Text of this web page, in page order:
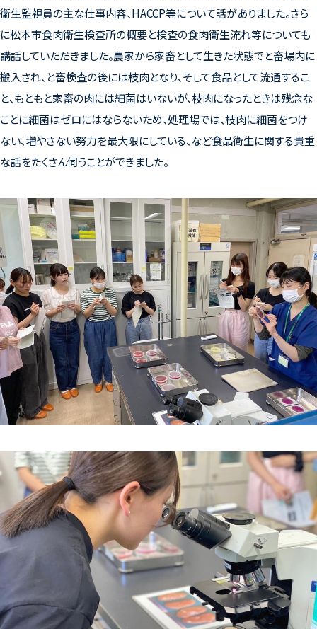
衛生監視員の主な仕事内容、HACCP等について話がありました。さら
に松本市食肉衛生検査所の概要と検査の食肉衛生流れ等についても
講話していただきました。農家から家畜として生きた状態でと畜場内に
搬入され、と畜検査の後には枝肉となり、そして食品として流通するこ
と、もともと家畜の肉には細菌はいないが、枝肉になったときは残念な
ことに細菌はゼロにはならないため、処理場では、枝肉に細菌をつけ
ない、増やさない努力を最大限にしている、など食品衛生に関する貴重
な話をたくさん伺うことができました。